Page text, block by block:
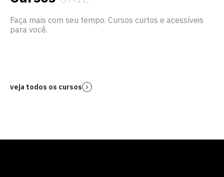
Faça mais com seu tempo. Cursos curtos e acessíveis
para você.
veja todos os cursos